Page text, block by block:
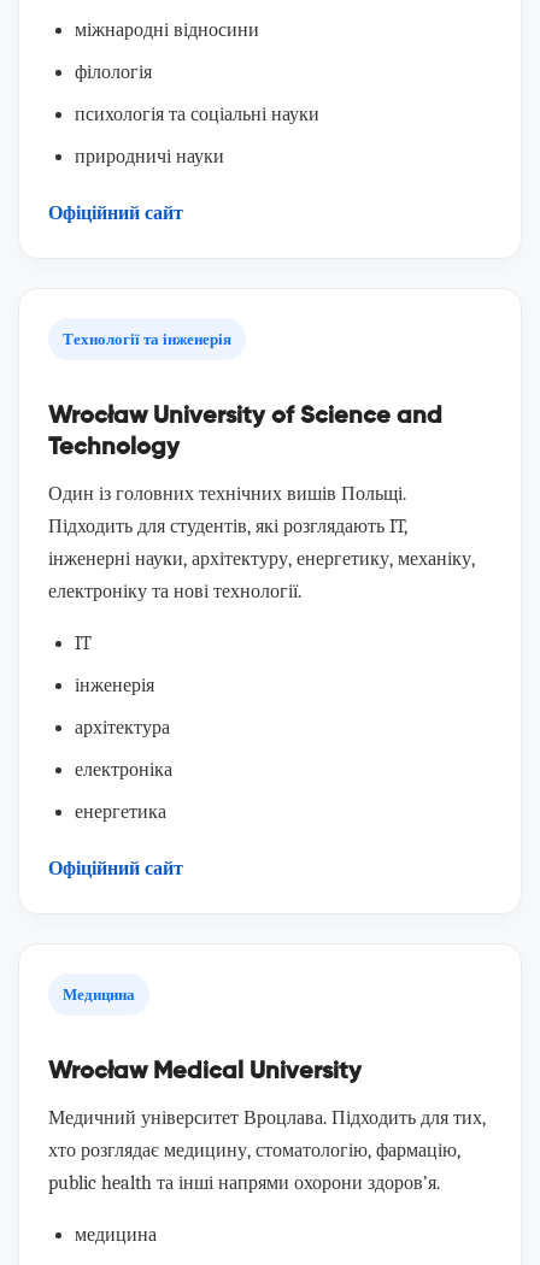
міжнародні відносини
філологія
психологія та соціальні науки
природничі науки
Офіційний сайт
Технології та інженерія
Wrocław University of Science and
Technology
Один із головних технічних вишів Польщі.
Підходить для студентів, які розглядають IT,
інженерні науки, архітектуру, енергетику, механіку,
електроніку та нові технології.
IT
інженерія
архітектура
електроніка
енергетика
Офіційний сайт
Медицина
Wrocław Medical University
Медичний університет Вроцлава. Підходить для тих,
хто розглядає медицину, стоматологію, фармацію,
public health та інші напрями охорони здоров’я.
медицина